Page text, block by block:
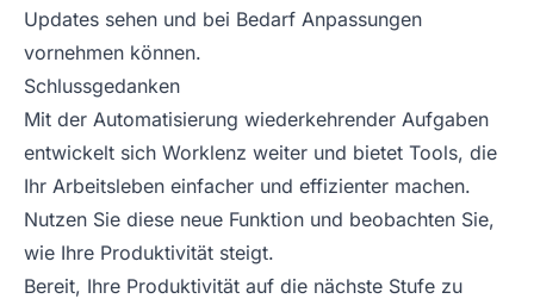
Updates sehen und bei Bedarf Anpassungen
vornehmen können.
Schlussgedanken
Mit der Automatisierung wiederkehrender Aufgaben
entwickelt sich Worklenz weiter und bietet Tools, die
Ihr Arbeitsleben einfacher und effizienter machen.
Nutzen Sie diese neue Funktion und beobachten Sie,
wie Ihre Produktivität steigt.
Bereit, Ihre Produktivität auf die nächste Stufe zu